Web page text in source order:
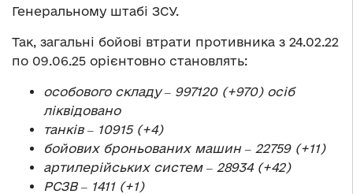
Генеральному штабі ЗСУ.
Так, загальні бойові втрати противника з 24.02.22
по 09.06.25 орієнтовно становлять:
особового складу ‒ 997120 (+970) осіб
ліквідовано
танків ‒ 10915 (+4)
бойових броньованих машин ‒ 22759 (+11)
артилерійських систем ‒ 28934 (+42)
РСЗВ ‒ 1411 (+1)